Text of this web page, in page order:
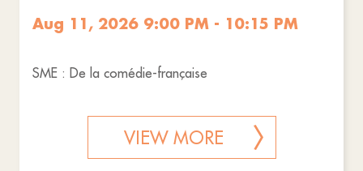
Aug 11, 2026 9:00 PM - 10:15 PM
SME : De la comédie-française
VIEW MORE